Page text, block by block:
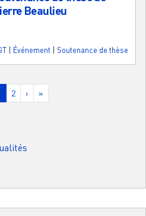
Beaulieu
Événement Soutenance de thèse
courante
Page
2 Page suivante
› Dernière page
»